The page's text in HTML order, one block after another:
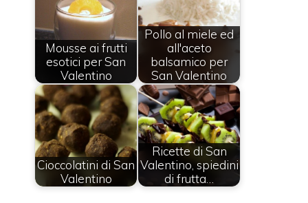
Mousse ai frutti
esotici per San
Valentino
Pollo al miele ed
all'aceto
balsamico per
San Valentino
Cioccolatini di San
Valentino
Ricette di San
Valentino, spiedini
di frutta…